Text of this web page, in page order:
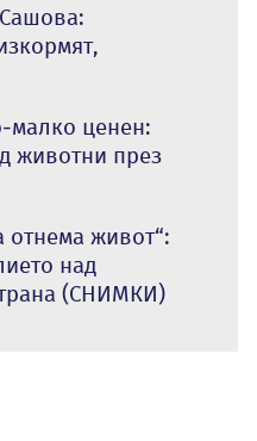
малко ценен:
животни през
живот“:
над
(СНИМКИ)